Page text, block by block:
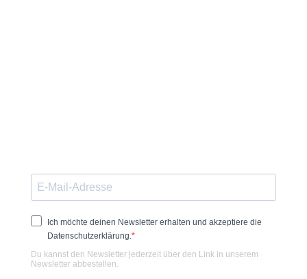
Ich möchte deinen Newsletter erhalten und akzeptiere die
Datenschutzerklärung.
Du kannst den Newsletter jederzeit über den Link in unserem
Newsletter abbestellen.